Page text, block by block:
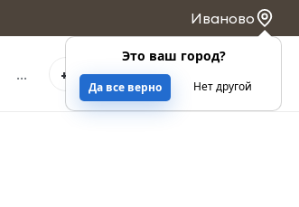
Иваново
Это ваш город?
Да все верно Нет другой
... +7 4932 263-363